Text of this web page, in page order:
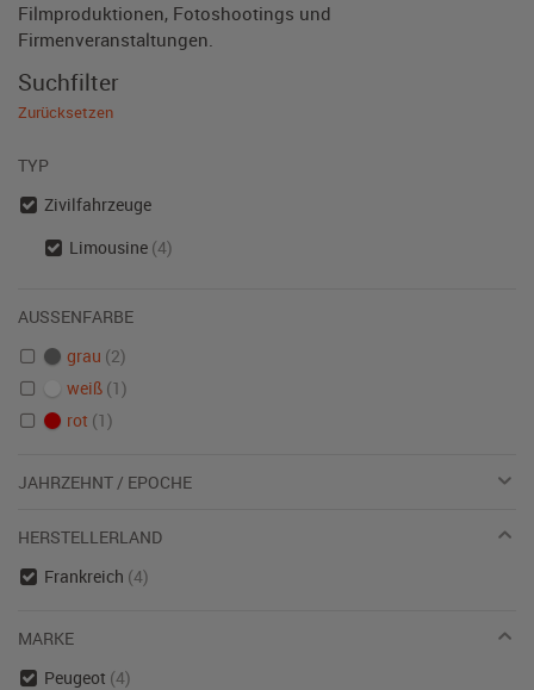
Filmproduktionen, Fotoshootings und
Firmenveranstaltungen.
Suchfilter
Zurücksetzen
TYP
Zivilfahrzeuge
Limousine (4)
AUSSENFARBE
grau (2)
weiß (1)
rot (1)
JAHRZEHNT / EPOCHE
HERSTELLERLAND
Frankreich (4)
MARKE
Peugeot (4)